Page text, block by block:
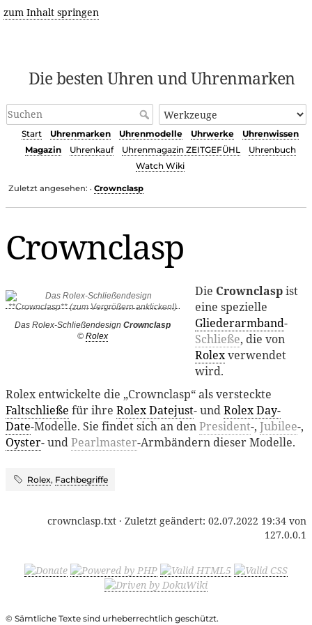
zum Inhalt springen
Die besten Uhren und Uhrenmarken
Start Uhrenmarken Uhrenmodelle Uhrwerke
Uhrenwissen
Magazin
Uhrenkauf Uhrenmagazin ZEITGEFÜHL
Uhrenbuch
Watch Wiki
Zuletzt angesehen: • Crownclasp
Crownclasp
Das Rolex-Schließendesign Crownclasp
© Rolex
Die Crownclaspist
eine spezielle
Gliederarmband-
Schließe, die von
Rolexverwendet
wird.
Rolex entwickelte die „Crownclasp“ als versteckte
Faltschließe für ihre Rolex Datejust- undRolex Day-
Date-Modelle. Sie findet sich an denPresident-, Jubilee-,
Oyster- undPearlmaster-Armbändern dieser Modelle.
Rolex, Fachbegriffe
crownclasp.txt · Zuletzt geändert: 02.07.2022 19:34 von
127.0.0.1
© Sämtliche Texte sind urheberrechtlich geschützt.